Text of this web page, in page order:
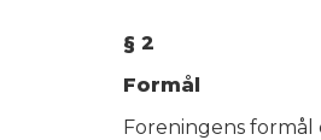
§ 2
Formål
Foreningens